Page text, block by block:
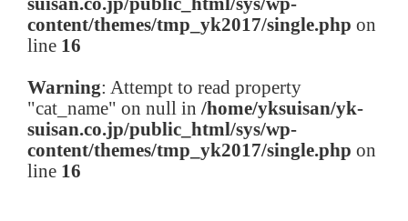
n
content/themes/tmp_yk2017/single.php on
line 16
Warning: Attempt to read property
"cat_name" on null in /home/yksuisan/yk-
suisan.co.jp/public_html/sys/wp-
content/themes/tmp_yk2017/single.php on
line 16